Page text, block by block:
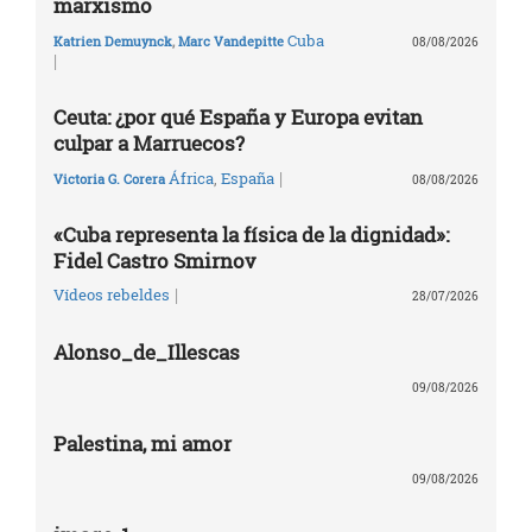
Katrien Demuynck, Marc Vandepitte Cuba
|
08/08/2026
Ceuta: ¿por qué España y Europa evitan
culpar a Marruecos?
Victoria G. Corera África España | 08/08/2026
«Cuba representa la física de la dignidad»:
Fidel Castro Smirnov
Vídeos rebeldes | 28/07/2026
Alonso_de_Illescas
09/08/2026
Palestina, mi amor
09/08/2026